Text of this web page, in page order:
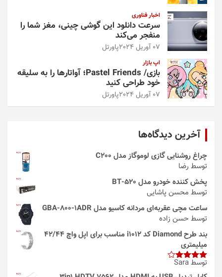
اخبار فناوری
سرعت دانلود این گوشی چینی، مغز شما را
منفجر می‌کند
07 آوریل 2024 پاورتل
اپ بازار
بازی/ Pastel Friends؛ آواتارها را به سلیقه
خود طراحی کنید
07 آوریل 2024 پاورتل
آخرین دیدگاه‌ها
چراغ روشنایی گازی لوموگاز مدل C200
توسط رضا
پخش کننده خودرو مدل 520-BT
توسط محسن پاشایی
ساعت مچی عقربه‌ای مردانه کاسیو مدل GBA-800-1ADR
توسط حسن زاده
بند طرح Diamond کد i1012 مناسب برای اپل واچ 42/44
میلیمتری
امتیاز4
از 5
توسط Sara